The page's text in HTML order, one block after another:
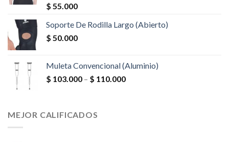
Valorado en
5.00
$ 55.000
Soporte De Rodilla Largo (Abierto)
$ 50.000
Muleta Convencional (Aluminio)
$ 103.000 – $ 110.000
MEJOR CALIFICADOS